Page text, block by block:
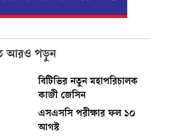
আরও পড়ুন
বিটিভির নতুন মহাপরিচালক
কাজী জেসিন
এসএসসি পরীক্ষার ফল ১০
আগস্ট